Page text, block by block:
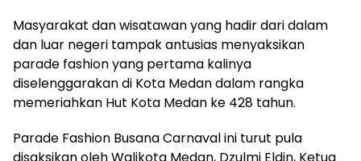
Masyarakat dan wisatawan yang hadir dari dalam
dan luar negeri tampak antusias menyaksikan
parade fashion yang pertama kalinya
diselenggarakan di Kota Medan dalam rangka
memeriahkan Hut Kota Medan ke 428 tahun.
Parade Fashion Busana Carnaval ini turut pula